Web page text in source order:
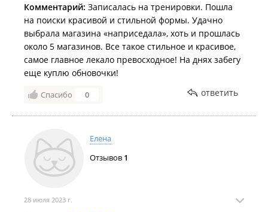
Комментарий: Записалась на тренировки. Пошла
на поиски красивой и стильной формы. Удачно
выбрала магазина «наприседала», хоть и прошлась
около 5 магазинов. Все такое стильное и красивое,
самое главное лекало превосходное! На днях забегу
еще куплю обновочки!
Спасибо 0 ответить
Елена
Отзывов 1
28 июля 2023 г.